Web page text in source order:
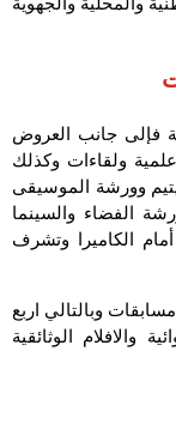
فإلى جانب العروض
ولقاءات وكذلك
وورشة الموسيقى
الفضاء والسينما
الكاميرا وتشرف
وبالتالي اربع
والافلام الوثائقية